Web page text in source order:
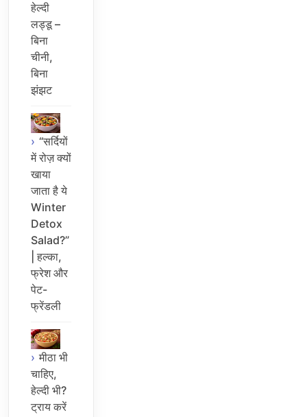
हेल्दी
लड्डू –
बिना
चीनी,
बिना
झंझट
“सर्दियों
में रोज़ क्यों
खाया
जाता है ये
Winter
Detox
Salad?”
| हल्का,
फ्रेश और
पेट-
फ्रेंडली
मीठा भी
चाहिए,
हेल्दी भी?
ट्राय करें